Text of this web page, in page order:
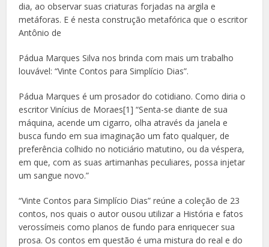
dia, ao observar suas criaturas forjadas na argila e
metáforas. E é nesta construção metafórica que o escritor
Antônio de
Pádua Marques Silva nos brinda com mais um trabalho
louvável: “Vinte Contos para Simplício Dias”.
Pádua Marques é um prosador do cotidiano. Como diria o
escritor Vinícius de Moraes[1] “Senta-se diante de sua
máquina, acende um cigarro, olha através da janela e
busca fundo em sua imaginação um fato qualquer, de
preferência colhido no noticiário matutino, ou da véspera,
em que, com as suas artimanhas peculiares, possa injetar
um sangue novo.”
“Vinte Contos para Simplício Dias” reúne a coleção de 23
contos, nos quais o autor ousou utilizar a História e fatos
verossímeis como planos de fundo para enriquecer sua
prosa. Os contos em questão é uma mistura do real e do